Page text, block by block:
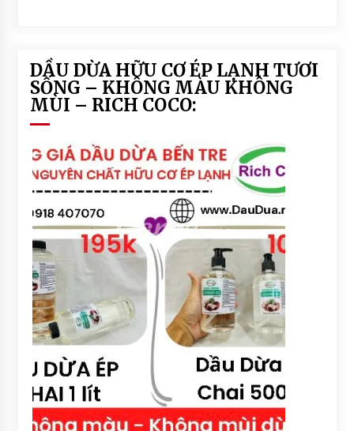
DẦU DỪA HỮU CƠ ÉP LẠNH TƯƠI
SỐNG – KHÔNG MÀU KHÔNG
MÙI – RICH COCO: